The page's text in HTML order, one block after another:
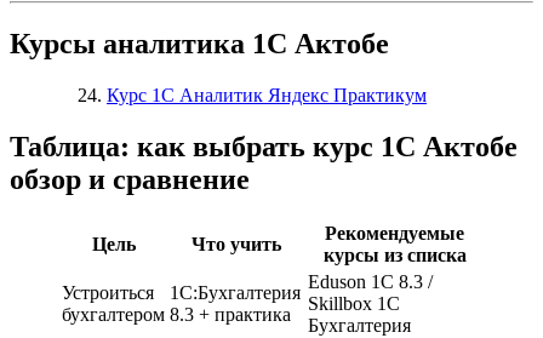
Курсы аналитика 1С Актобе
Курс 1С Аналитик Яндекс Практикум
Таблица: как выбрать курс 1С Актобе
обзор и сравнение
Цель Что учить
Рекомендуемые
курсы из списка
Устроиться
бухгалтером
1С:Бухгалтерия
8.3 + практика
Eduson 1С 8.3 /
Skillbox 1С
Бухгалтерия